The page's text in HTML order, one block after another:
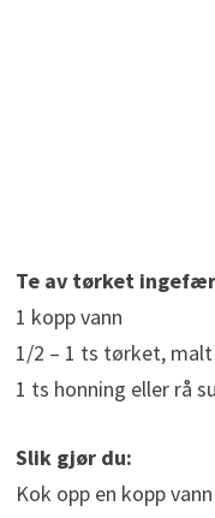
Te av tørket
1 kopp vann
1/2 – 1 ts tørket,
1 ts honning eller rå
Slik gjør du:
Kok opp en kopp